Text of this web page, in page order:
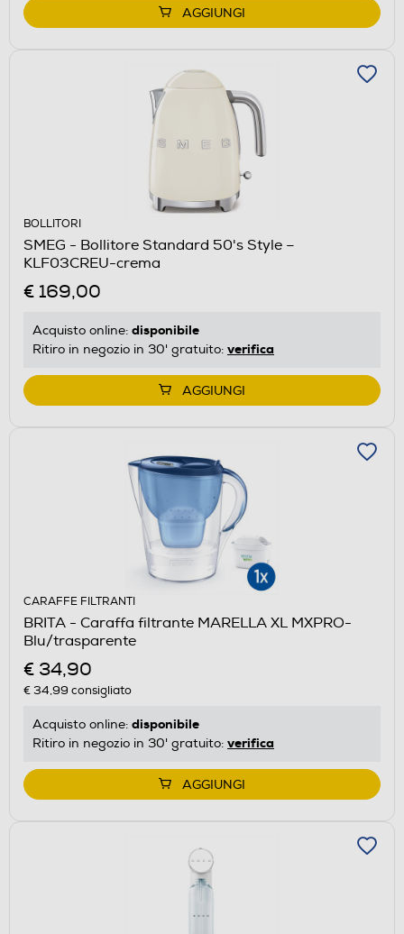
AGGIUNGI
BOLLITORI
SMEG - Bollitore Standard 50's Style –
KLF03CREU-crema
€ 169,00
Acquisto online: disponibile
Ritiro in negozio in 30' gratuito: verifica
AGGIUNGI
CARAFFE FILTRANTI
BRITA - Caraffa filtrante MARELLA XL MXPRO-
Blu/trasparente
€ 34,90
€ 34,99 consigliato
Acquisto online: disponibile
Ritiro in negozio in 30' gratuito: verifica
AGGIUNGI